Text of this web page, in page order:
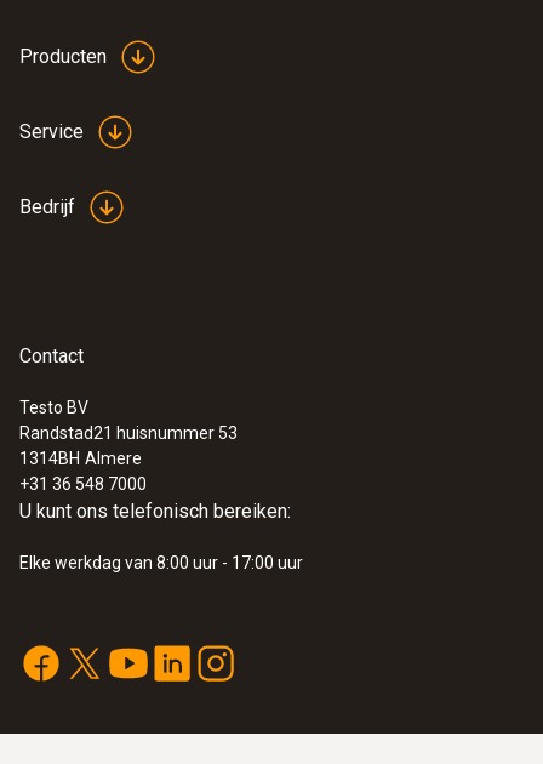
Producten
Service
Bedrijf
Contact
Testo BV
Randstad21 huisnummer 53
1314BH Almere
+31 36 548 7000
U kunt ons telefonisch bereiken:
Elke werkdag van 8:00 uur - 17:00 uur